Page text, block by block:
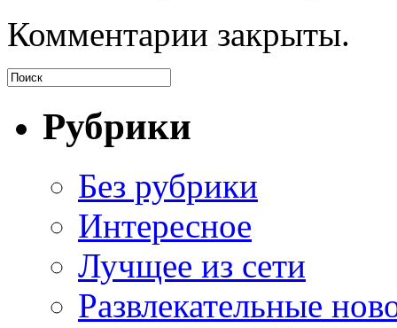
Комментарии закрыты.
Рубрики
Без рубрики
Интересное
Лучщее из сети
Развлекательные